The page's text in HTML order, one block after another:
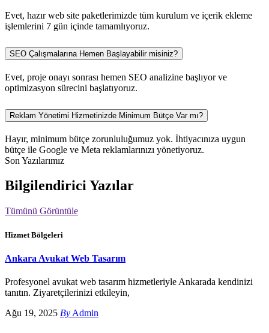
Evet, hazır web site paketlerimizde tüm kurulum ve içerik ekleme
işlemlerini 7 gün içinde tamamlıyoruz.
SEO Çalışmalarına Hemen Başlayabilir misiniz?
Evet, proje onayı sonrası hemen SEO analizine başlıyor ve
optimizasyon sürecini başlatıyoruz.
Reklam Yönetimi Hizmetinizde Minimum Bütçe Var mı?
Hayır, minimum bütçe zorunluluğumuz yok. İhtiyacınıza uygun
bütçe ile Google ve Meta reklamlarınızı yönetiyoruz.
Son Yazılarımız
Bilgilendirici Yazılar
Tümünü Görüntüle
Hizmet Bölgeleri
Ankara Avukat Web Tasarım
Profesyonel avukat web tasarım hizmetleriyle Ankarada kendinizi
tanıtın. Ziyaretçilerinizi etkileyin,
Ağu 19, 2025 By Admin